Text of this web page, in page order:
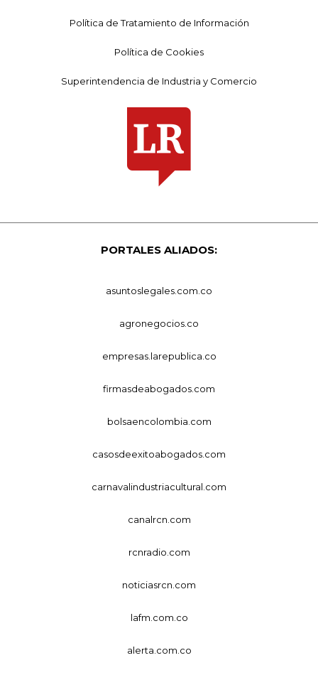
Política de Tratamiento de Información
Política de Cookies
Superintendencia de Industria y Comercio
PORTALES ALIADOS:
asuntoslegales.com.co
agronegocios.co
empresas.larepublica.co
firmasdeabogados.com
bolsaencolombia.com
casosdeexitoabogados.com
carnavalindustriacultural.com
canalrcn.com
rcnradio.com
noticiasrcn.com
lafm.com.co
alerta.com.co